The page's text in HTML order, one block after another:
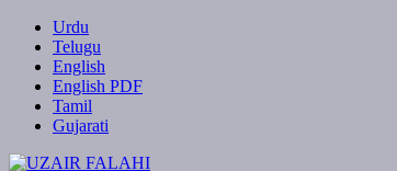
Urdu
Telugu
English
English PDF
Tamil
Gujarati